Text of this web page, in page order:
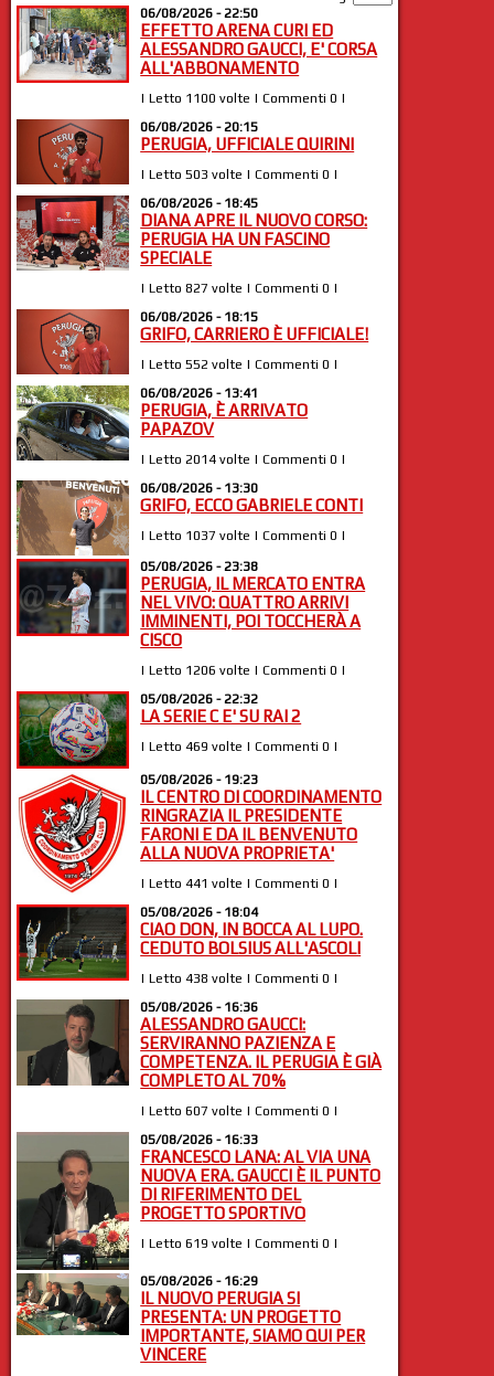
06/08/2026 - 22:50
EFFETTO ARENA CURI ED
ALESSANDRO GAUCCI, E' CORSA
ALL'ABBONAMENTO
| Letto 1100 volte | Commenti 0 |
06/08/2026 - 20:15
PERUGIA, UFFICIALE QUIRINI
| Letto 503 volte | Commenti 0 |
06/08/2026 - 18:45
DIANA APRE IL NUOVO CORSO:
PERUGIA HA UN FASCINO
SPECIALE
| Letto 827 volte | Commenti 0 |
06/08/2026 - 18:15
GRIFO, CARRIERO È UFFICIALE!
| Letto 552 volte | Commenti 0 |
06/08/2026 - 13:41
PERUGIA, È ARRIVATO
PAPAZOV
| Letto 2014 volte | Commenti 0 |
06/08/2026 - 13:30
GRIFO, ECCO GABRIELE CONTI
| Letto 1037 volte | Commenti 0 |
05/08/2026 - 23:38
PERUGIA, IL MERCATO ENTRA
NEL VIVO: QUATTRO ARRIVI
IMMINENTI, POI TOCCHERÀ A
CISCO
| Letto 1206 volte | Commenti 0 |
05/08/2026 - 22:32
LA SERIE C E' SU RAI 2
| Letto 469 volte | Commenti 0 |
05/08/2026 - 19:23
IL CENTRO DI COORDINAMENTO
RINGRAZIA IL PRESIDENTE
FARONI E DA IL BENVENUTO
ALLA NUOVA PROPRIETA'
| Letto 441 volte | Commenti 0 |
05/08/2026 - 18:04
CIAO DON, IN BOCCA AL LUPO.
CEDUTO BOLSIUS ALL'ASCOLI
| Letto 438 volte | Commenti 0 |
05/08/2026 - 16:36
ALESSANDRO GAUCCI:
SERVIRANNO PAZIENZA E
COMPETENZA. IL PERUGIA È GIÀ
COMPLETO AL 70%
| Letto 607 volte | Commenti 0 |
05/08/2026 - 16:33
FRANCESCO LANA: AL VIA UNA
NUOVA ERA. GAUCCI È IL PUNTO
DI RIFERIMENTO DEL
PROGETTO SPORTIVO
| Letto 619 volte | Commenti 0 |
05/08/2026 - 16:29
IL NUOVO PERUGIA SI
PRESENTA: UN PROGETTO
IMPORTANTE, SIAMO QUI PER
VINCERE